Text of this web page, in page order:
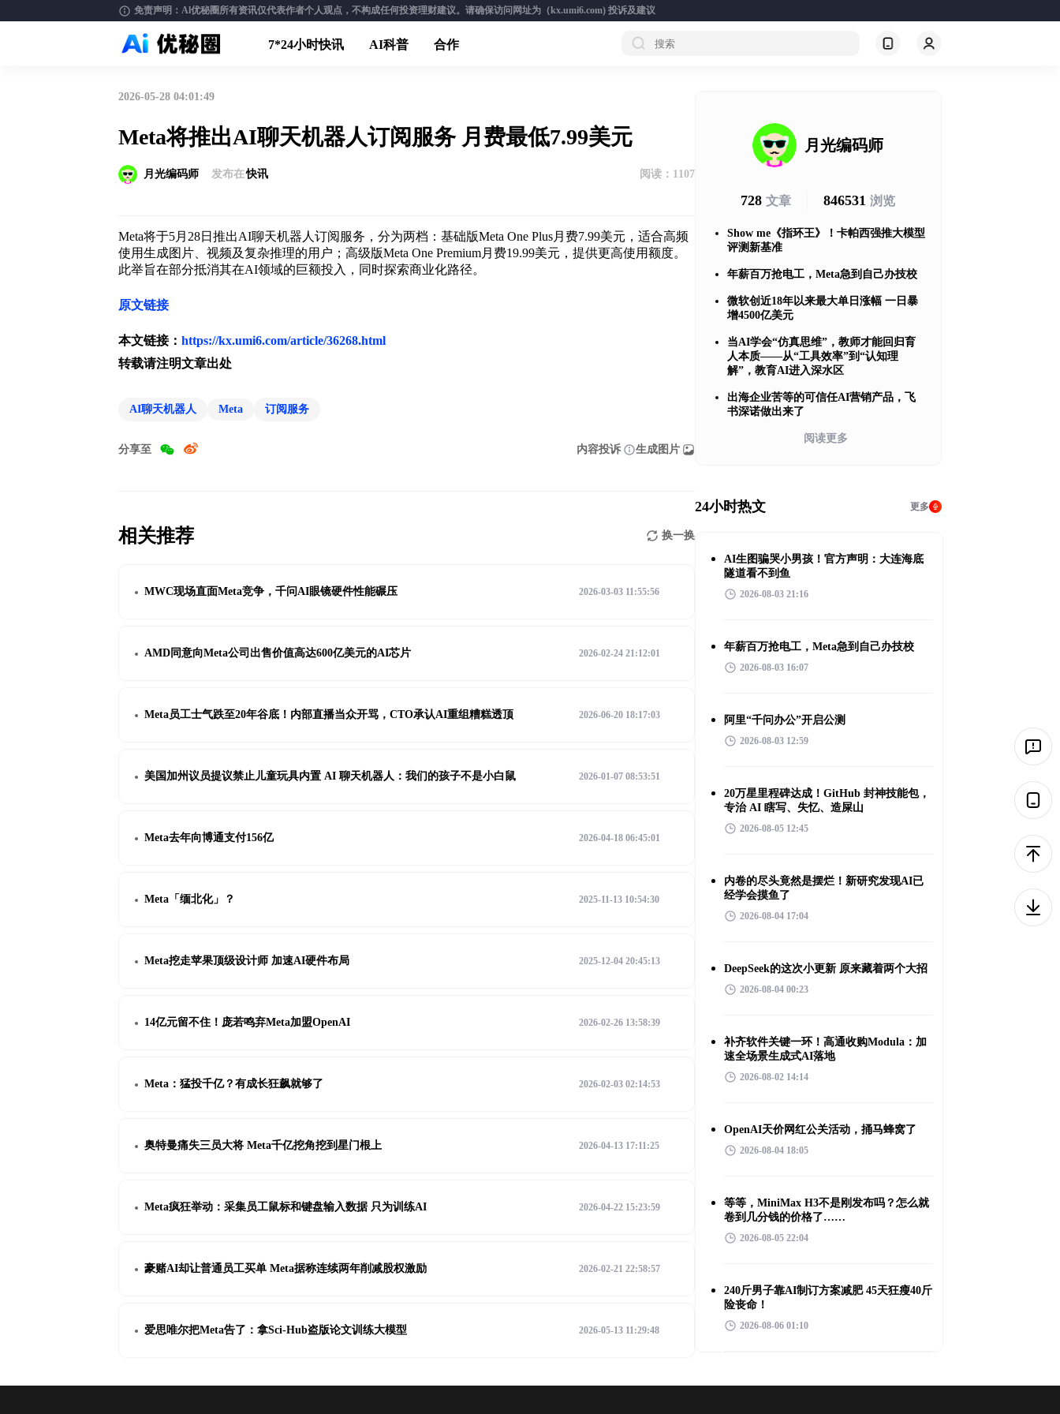
免责声明：Al优秘圈所有资讯仅代表作者个人观点，不构成任何投资理财建议。请确保访问网址为（kx.umi6.com) 投诉及建议
7*24小时快讯 AI科普 合作
2026-05-28 04:01:49
Meta将推出AI聊天机器人订阅服务 月费最低7.99美元
月光编码师 发布在快讯 阅读： 1107
Meta将于5月28日推出AI聊天机器人订阅服务，分为两档：基础版Meta One Plus月费7.99美元，适合高频
使用生成图片、视频及复杂推理的用户；高级版Meta One Premium月费19.99美元，提供更高使用额度。
此举旨在部分抵消其在AI领域的巨额投入，同时探索商业化路径。
原文链接
本文链接： https://kx.umi6.com/article/36268.html
转载请注明文章出处
AI聊天机器人 Meta 订阅服务
分享至 内容投诉 生成图片
相关推荐 换一换
MWC现场直面Meta竞争，千问AI眼镜硬件性能碾压 2026-03-03 11:55:56
AMD同意向Meta公司出售价值高达600亿美元的AI芯片 2026-02-24 21:12:01
Meta员工士气跌至20年谷底！内部直播当众开骂，CTO承认AI重组糟糕透顶 2026-06-20 18:17:03
美国加州议员提议禁止儿童玩具内置 AI 聊天机器人：我们的孩子不是小白鼠 2026-01-07 08:53:51
Meta去年向博通支付156亿 2026-04-18 06:45:01
Meta「缅北化」？ 2025-11-13 10:54:30
Meta挖走苹果顶级设计师 加速AI硬件布局 2025-12-04 20:45:13
14亿元留不住！庞若鸣弃Meta加盟OpenAI 2026-02-26 13:58:39
Meta：猛投千亿？有成长狂飙就够了 2026-02-03 02:14:53
奥特曼痛失三员大将 Meta千亿挖角挖到星门根上 2026-04-13 17:11:25
Meta疯狂举动：采集员工鼠标和键盘输入数据 只为训练AI 2026-04-22 15:23:59
豪赌AI却让普通员工买单 Meta据称连续两年削减股权激励 2026-02-21 22:58:57
爱思唯尔把Meta告了：拿Sci-Hub盗版论文训练大模型 2026-05-13 11:29:48
月光编码师
728文章 846531浏览
Show me《指环王》！卡帕西强推大模型
评测新基准
年薪百万抢电工，Meta急到自己办技校
微软创近18年以来最大单日涨幅 一日暴
增4500亿美元
当AI学会“仿真思维”，教师才能回归育
人本质——从“工具效率”到“认知理
解”，教育AI进入深水区
出海企业苦等的可信任AI营销产品，飞
书深诺做出来了
阅读更多
24小时热文 更多
AI生图骗哭小男孩！官方声明：大连海底
隧道看不到鱼
2026-08-03 21:16
年薪百万抢电工，Meta急到自己办技校
2026-08-03 16:07
阿里“千问办公”开启公测
2026-08-03 12:59
20万星里程碑达成！GitHub 封神技能包，
专治 AI 瞎写、失忆、造屎山
2026-08-05 12:45
内卷的尽头竟然是摆烂！新研究发现AI已
经学会摸鱼了
2026-08-04 17:04
DeepSeek的这次小更新 原来藏着两个大招
2026-08-04 00:23
补齐软件关键一环！高通收购Modula：加
速全场景生成式AI落地
2026-08-02 14:14
OpenAI天价网红公关活动，捅马蜂窝了
2026-08-04 18:05
等等，MiniMax H3不是刚发布吗？怎么就
卷到几分钱的价格了……
2026-08-05 22:04
240斤男子靠AI制订方案减肥 45天狂瘦40斤
险丧命！
2026-08-06 01:10